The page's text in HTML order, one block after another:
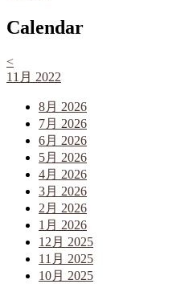
Calendar
<
11月 2022
8月 2026
7月 2026
6月 2026
5月 2026
4月 2026
3月 2026
2月 2026
1月 2026
12月 2025
11月 2025
10月 2025